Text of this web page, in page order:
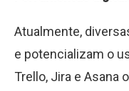
Atualmente,
e potencializam o
Trello, Jira e